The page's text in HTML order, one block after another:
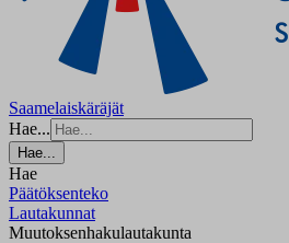
Saamelaiskäräjät
Hae...
Hae...
Hae
Päätöksenteko
Lautakunnat
Muutoksenhakulautakunta